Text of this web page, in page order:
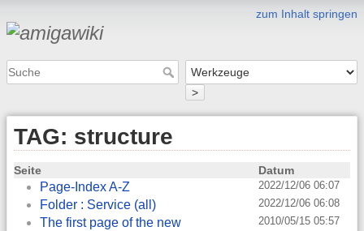
zum Inhalt springen
>
TAG: structure
Seite Datum
Page-Index A-Z 2022/12/06 06:07
Folder : Service (all) 2022/12/06 06:08
The first page of the new
2010/05/15 05:57